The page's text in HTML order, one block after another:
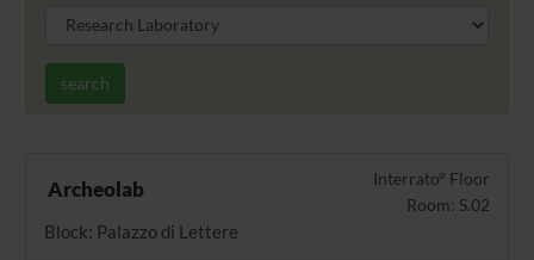
search
Archeolab
Interrato° Floor
Room: S.02
Block: Palazzo di Lettere